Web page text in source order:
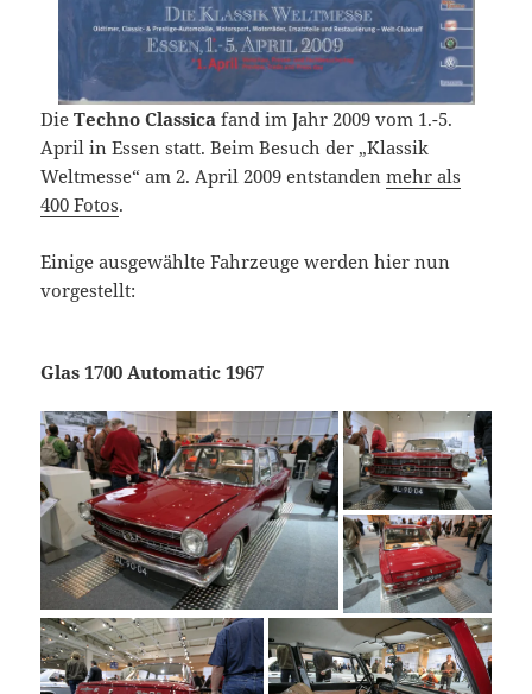
DieTechno Classica fand im Jahr 2009 vom 1.-5.
April in Essen statt. Beim Besuch der „Klassik
Weltmesse“ am 2. April 2009 entstandenmehr als
400 Fotos.
Einige ausgewählte Fahrzeuge werden hier nun
vorgestellt:
Glas 1700 Automatic 1967